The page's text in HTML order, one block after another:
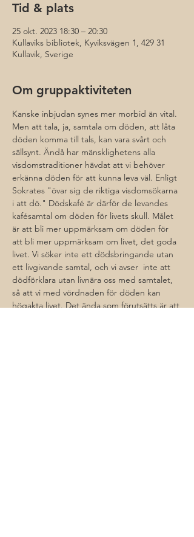
Tid & plats
25 okt. 2023 18:30 – 20:30
Kullaviks bibliotek, Kyviksvägen 1, 429 31
Kullavik, Sverige
Om gruppaktiviteten
Kanske inbjudan synes mer morbid än vital.
Men att tala, ja, samtala om döden, att låta
döden komma till tals, kan vara svårt och
sällsynt. Ändå har mänsklighetens alla
visdomstraditioner hävdat att vi behöver
erkänna döden för att kunna leva väl. Enligt
Sokrates "övar sig de riktiga visdomsökarna
i att dö." Dödskafé är därför de levandes
kafésamtal om döden för livets skull. Målet
är att bli mer uppmärksam om döden för
att bli mer uppmärksam om livet, det goda
livet. Vi söker inte ett dödsbringande utan
ett livgivande samtal, och vi avser  inte att
dödförklara utan livnära oss med samtalet,
så att vi med vördnaden för döden kan
högakta livet. Det ända som förutsätts är att